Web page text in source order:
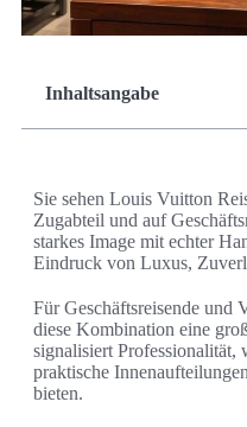
Inhaltsangabe
Sie sehen Louis Vuitton
Zugabteil und auf
starkes Image mit echter
Eindruck von Luxus,
Für Geschäftsreisende und
diese Kombination eine
signalisiert Professionalität,
praktische
bieten.